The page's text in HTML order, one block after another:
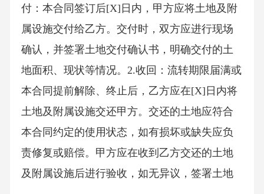
付：本合同签订后[X]日内，甲方应将土地及附
属设施交付给乙方。交付时，双方应进行现场
确认，并签署土地交付确认书，明确交付的土
地面积、现状等情况。2.收回：流转期限届满或
本合同提前解除、终止后，乙方应在[X]日内将
土地及附属设施交还甲方。交还的土地应符合
本合同约定的使用状态，如有损坏或缺失应负
责修复或赔偿。甲方应在收到乙方交还的土地
及附属设施后进行验收，如无异议，签署土地